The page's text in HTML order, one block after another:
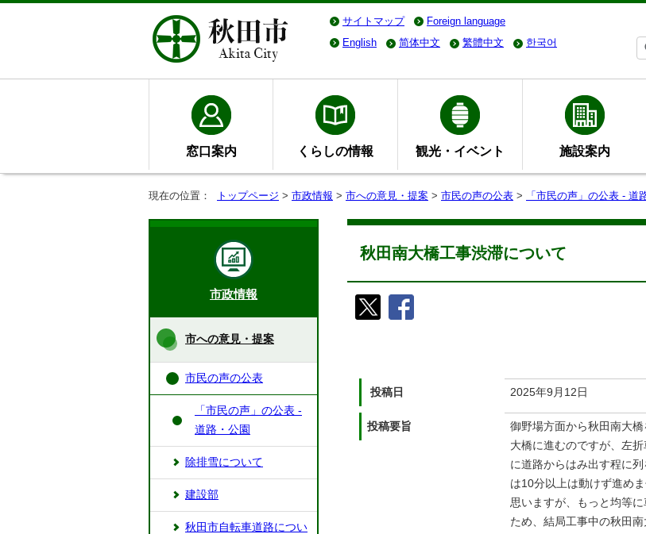
サイトマップ Foreign language
English
简体中文 繁體中文 한국어
窓口案内 くらしの情報 観光・イベント 施設案内
現在の位置： トップページ > 市政情報 > 市への意見・提案 > 市民の声の公表 > 「市民の声」の公表 - 道
秋田南大橋工事渋滞について
投稿日 2025年9月12日
投稿要旨
御野場方面から秋田南大
大橋に進むのですが、左
に道路からはみ出す程に
は10分以上は動けず進め
思いますが、もっと均等
ため、結局工事中の秋田
市政情報
市への意見・提案
市民の声の公表
「市民の声」の公表 -
道路・公園
除排雪について
建設部
秋田市自転車道路につい